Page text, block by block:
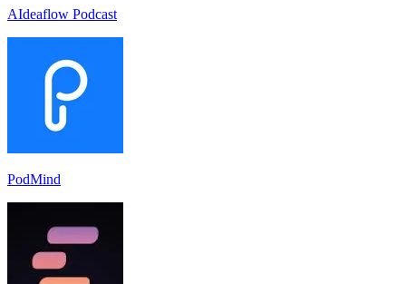
AIdeaflow Podcast
PodMind